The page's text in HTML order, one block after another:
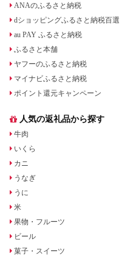
ANAのふるさと納税
dショッピングふるさと納税百選
au PAY ふるさと納税
ふるさと本舗
ヤフーのふるさと納税
マイナビふるさと納税
ポイント還元キャンペーン
人気の返礼品から探す
牛肉
いくら
カニ
うなぎ
うに
米
果物・フルーツ
ビール
菓子・スイーツ